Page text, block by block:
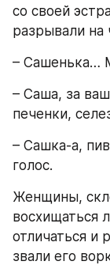
со своей
разрывали на
– Сашенька…
– Саша, за
печенки,
– Сашка-а,
голос.
Женщины,
восхищаться
отличаться и
звали его